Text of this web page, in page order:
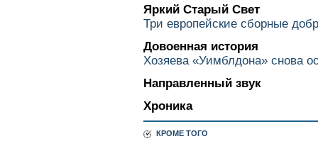
Яркий Старый Свет
Три европейские сборные
Довоенная история
Хозяева «Уимблдона» снова
Направленный звук
Хроника
КРОМЕ ТОГО